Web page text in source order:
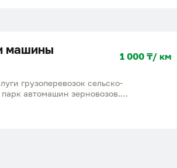
машины
1 000 ₸/ км
грузоперевозок сельско-
автомашин зерновозов.